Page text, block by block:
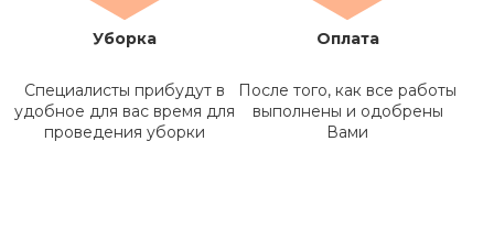
Уборка
Специалисты прибудут в
удобное для вас время для
проведения уборки
Оплата
После того, как все работы
выполнены и одобрены
Вами